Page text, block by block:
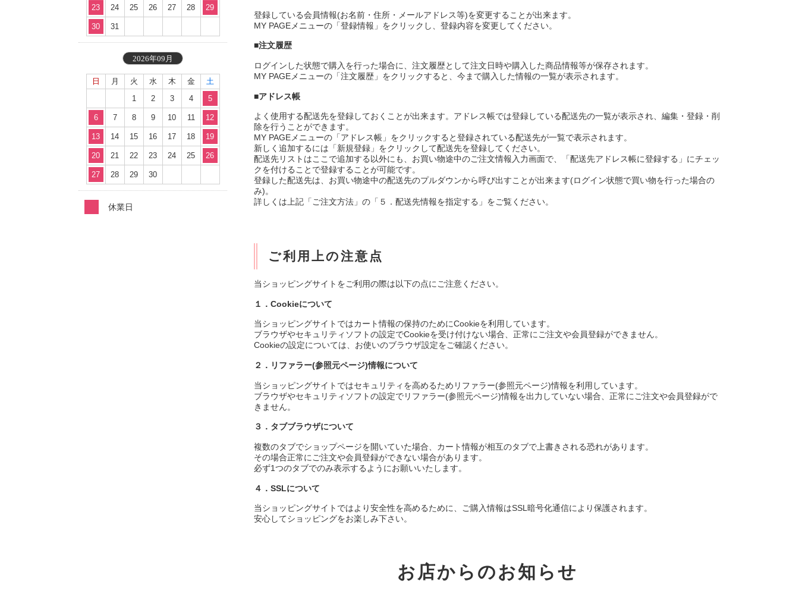
登録している会員情報(お名前・住所・メールアドレス等)を変更することが出来ます。
MY PAGEメニューの「登録情報」をクリックし、登録内容を変更してください。
■注文履歴
ログインした状態で購入を行った場合に、注文履歴として注文日時や購入した商品情報等が保存されます。
MY PAGEメニューの「注文履歴」をクリックすると、今まで購入した情報の一覧が表示されます。
■アドレス帳
よく使用する配送先を登録しておくことが出来ます。アドレス帳では登録している配送先の一覧が表示され、編集・登録・削
除を行うことができます。
MY PAGEメニューの「アドレス帳」をクリックすると登録されている配送先が一覧で表示されます。
新しく追加するには「新規登録」をクリックして配送先を登録してください。
配送先リストはここで追加する以外にも、お買い物途中のご注文情報入力画面で、「配送先アドレス帳に登録する」にチェッ
クを付けることで登録することが可能です。
登録した配送先は、お買い物途中の配送先のプルダウンから呼び出すことが出来ます(ログイン状態で買い物を行った場合の
み)。
詳しくは上記「ご注文方法」の「５．配送先情報を指定する」をご覧ください。
ご利用上の注意点
当ショッピングサイトをご利用の際は以下の点にご注意ください。
１．Cookieについて
当ショッピングサイトではカート情報の保持のためにCookieを利用しています。
ブラウザやセキュリティソフトの設定でCookieを受け付けない場合、正常にご注文や会員登録ができません。
Cookieの設定については、お使いのブラウザ設定をご確認ください。
２．リファラー(参照元ページ)情報について
当ショッピングサイトではセキュリティを高めるためリファラー(参照元ページ)情報を利用しています。
ブラウザやセキュリティソフトの設定でリファラー(参照元ページ)情報を出力していない場合、正常にご注文や会員登録がで
きません。
３．タブブラウザについて
複数のタブでショップページを開いていた場合、カート情報が相互のタブで上書きされる恐れがあります。
その場合正常にご注文や会員登録ができない場合があります。
必ず1つのタブでのみ表示するようにお願いいたします。
４．SSLについて
当ショッピングサイトではより安全性を高めるために、ご購入情報はSSL暗号化通信により保護されます。
安心してショッピングをお楽しみ下さい。
お店からのお知らせ
23 24 25 26 27 28 29
30 31
2026年09月
日 月 火 水 木 金
土
1
2 3 4 5
6 7 8 9 10 11 12
13 14 15 16 17 18 19
20 21 22 23 24 25 26
27 28 29 30
休業日